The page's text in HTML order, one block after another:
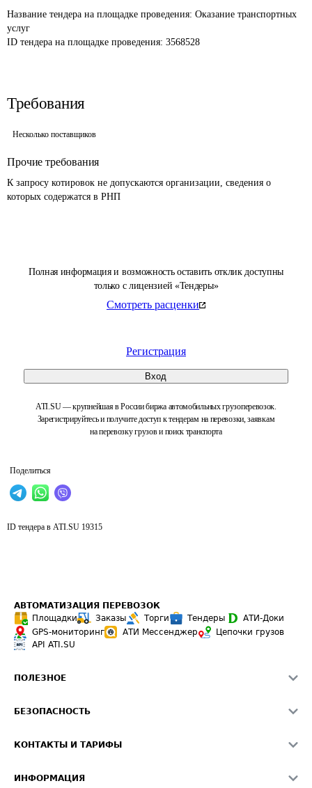
Полная информация и возможность оставить отклик доступны
только с лицензией «Тендеры»
Смотреть расценки
Регистрация
Вход
ATI.SU — крупнейшая в России биржа автомобильных грузоперевозок.
Зарегистрируйтесь и получите доступ к тендерам на перевозки, заявкам
на перевозку грузов и поиск транспорта
Поделиться
Название тендера на площадке проведения: Оказание транспортных
услуг
ID тендера на площадке проведения: 3568528
Требования
Несколько поставщиков
Прочие требования
К запросу котировок не допускаются организации, сведения о
которых содержатся в РНП
ID тендера в ATI.SU 19315
АВТОМАТИЗАЦИЯ ПЕРЕВОЗОК
Площадки
Заказы Торги Тендеры
АТИ-Доки
GPS-мониторинг
АТИ Мессенджер
Цепочки грузов
API ATI.SU
ПОЛЕЗНОЕ
Звезды ATI.SU на вашем сайте
Средние ставки
БЕЗОПАСНОСТЬ
Светофор+
КОНТАКТЫ И ТАРИФЫ
ИНФОРМАЦИЯ